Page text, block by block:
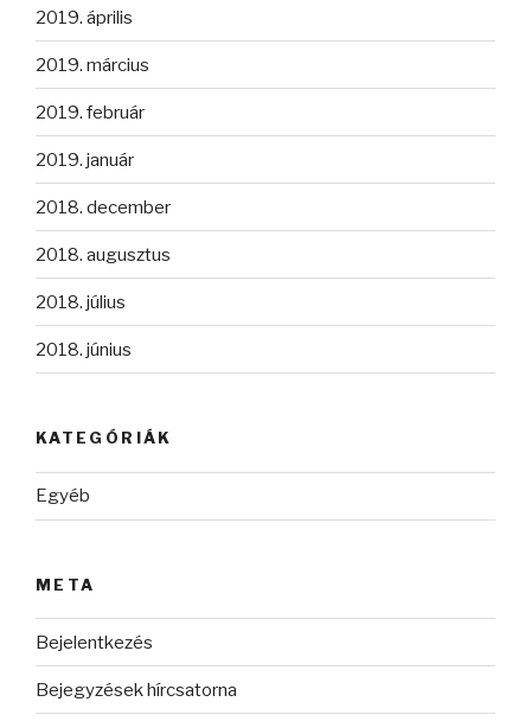
2019. április
2019. március
2019. február
2019. január
2018. december
2018. augusztus
2018. július
2018. június
KATEGÓRIÁK
Egyéb
META
Bejelentkezés
Bejegyzések hírcsatorna